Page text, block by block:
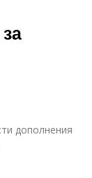
дополнения